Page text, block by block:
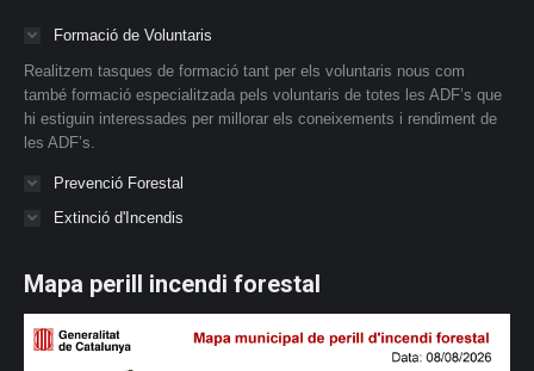
Formació de Voluntaris
Realitzem tasques de formació tant per els voluntaris nous com
també formació especialitzada pels voluntaris de totes les ADF’s que
hi estiguin interessades per millorar els coneixements i rendiment de
les ADF’s.
Prevenció Forestal
Extinció d'Incendis
Mapa perill incendi forestal